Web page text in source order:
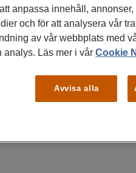
är Balder.
Vår enorma tillväxt
med engagerade och
intern kompetens och
vårt förvaltningskontor i
anpassa innehåll,
och för att analysera vår
av vår webbplats med
analys. Läs mer i vårCookie
Avvisa alla